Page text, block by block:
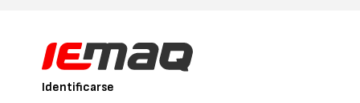
Identificarse